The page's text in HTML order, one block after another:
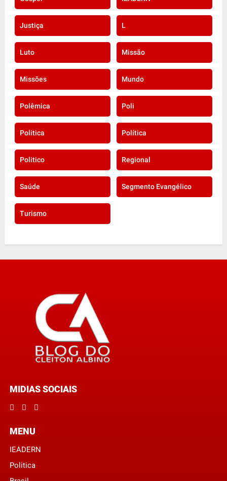
Justiça L
Luto Missão
Missões Mundo
Polêmica Poli
Politica Política
Politico Regional
Saúde Segmento Evangélico
Turismo
MIDIAS SOCIAIS
MENU
IEADERN
Politica